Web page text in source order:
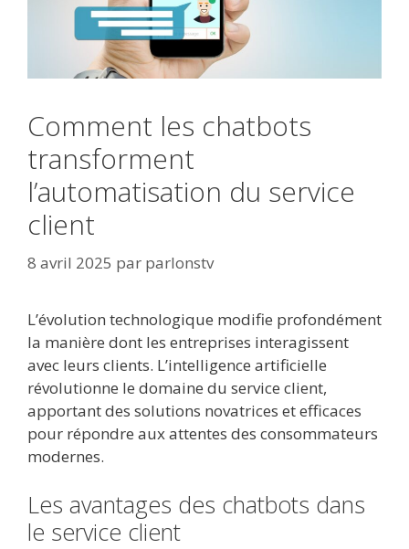
Comment les chatbots
transforment
l’automatisation du service
client
8 avril 2025 par parlonstv
L’évolution technologique modifie profondément
la manière dont les entreprises interagissent
avec leurs clients. L’intelligence artificielle
révolutionne le domaine du service client,
apportant des solutions novatrices et efficaces
pour répondre aux attentes des consommateurs
modernes.
Les avantages des chatbots dans
le service client